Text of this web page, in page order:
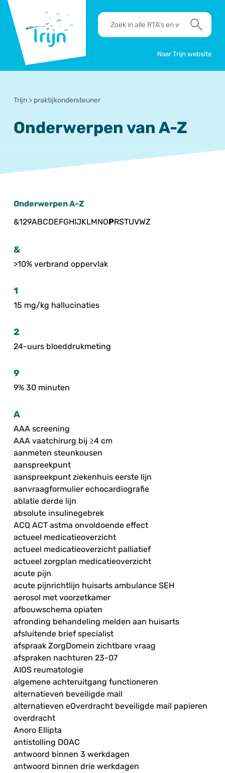
Trijn
RTA's
en
Zoek
Naar Trijn website
Trijn > praktijkondersteuner
Onderwerpen van A-Z
Onderwerpen A-Z
&129ABCDEFGHIJKLMNOPRSTUVWZ
&
>10% verbrand oppervlak
1
15 mg/kg hallucinaties
2
24-uurs bloeddrukmeting
9
9% 30 minuten
A
AAA screening
AAA vaatchirurg bij ≥4 cm
aanmeten steunkousen
aanspreekpunt
aanspreekpunt ziekenhuis eerste lijn
aanvraagformulier echocardiografie
ablatie derde lijn
absolute insulinegebrek
ACQ ACT astma onvoldoende effect
actueel medicatieoverzicht
actueel medicatieoverzicht palliatief
actueel zorgplan medicatieoverzicht
acute pijn
acute pijnrichtlijn huisarts ambulance SEH
aerosol met voorzetkamer
afbouwschema opiaten
afronding behandeling melden aan huisarts
afsluitende brief specialist
afspraak ZorgDomein zichtbare vraag
afspraken nachturen 23-07
AIOS reumatologie
algemene achteruitgang functioneren
alternatieven beveiligde mail
alternatieven eOverdracht beveiligde mail papieren
overdracht
Anoro Ellipta
antistolling DOAC
antwoord binnen 3 werkdagen
antwoord binnen drie werkdagen